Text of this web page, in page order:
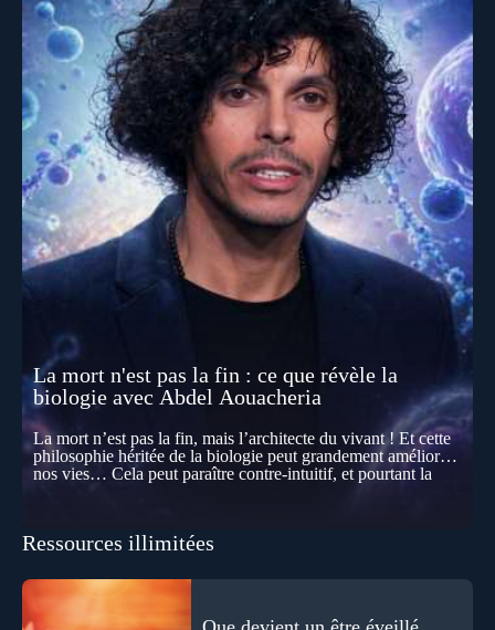
La mort n'est pas la fin : ce que révèle la
biologie avec Abdel Aouacheria
La mort n’est pas la fin, mais l’architecte du vivant ! Et cette
philosophie héritée de la biologie peut grandement améliorer
nos vies… Cela peut paraître contre-intuitif, et pourtant la
se construisent grâce à des milliers de morts cellulaires
effacements nécessaires façonnent la vie elle-même. À toutes
les échelles, la mort apparaît moins comme une rupture que
comme une logique active du vivant. Alors, la biologie peut-
Ressources illimitées